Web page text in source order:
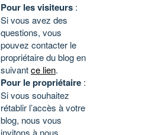
Pour les visiteurs :
Si vous avez des
questions, vous
pouvez contacter le
propriétaire du blog en
suivantce lien.
Pour le propriétaire :
Si vous souhaitez
rétablir l’accès à votre
blog, nous vous
invitons à nous